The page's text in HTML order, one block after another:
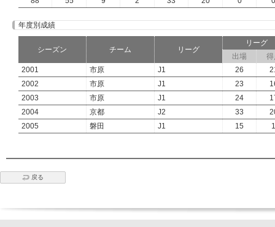
年度別成績
シーズン チーム リーグ
リーグ
出場
得
2001
市原 J1 26
2002
市原 J1 23
2003
市原 J1 24
2004
京都 J2 33
2005
磐田 J1 15 1
戻る